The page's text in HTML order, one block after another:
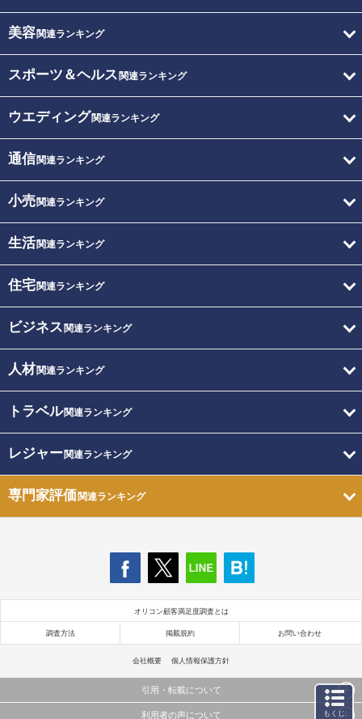
美容関連ランキング
スポーツ＆ヘルス 関連ランキング
ウエディング関連ランキング
通信関連ランキング
小売関連ランキング
生活関連ランキング
住宅関連ランキング
ビジネス 関連ランキング
人材関連ランキング
トラベル関連ランキング
レジャー関連ランキング
専門家評価関連ランキング
オリコン顧客満足度調査とは
調査方法 掲載規約 お問い合わせ
会社概要 個人情報保護方針
引用・転載について
利用者の声について もくじ